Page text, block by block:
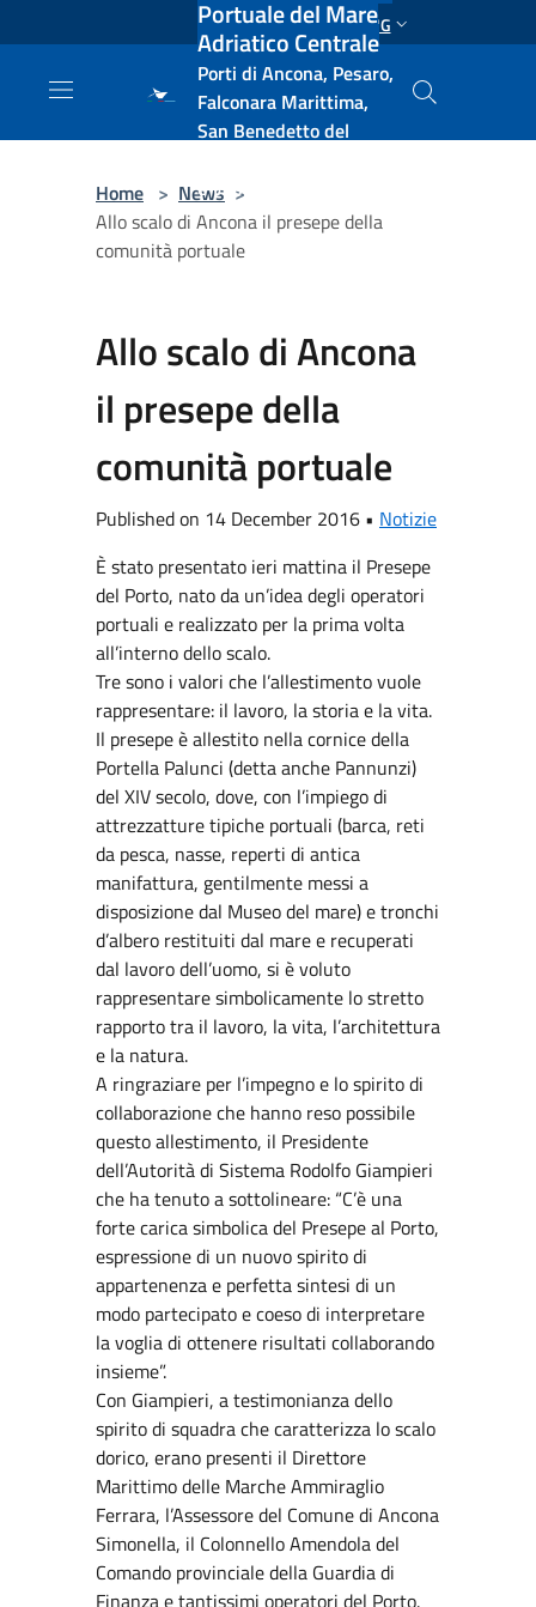
Salta al contenuto principale ENG
Portuale del Mare
Adriatico Centrale
Porti di Ancona, Pesaro,
Falconara Marittima,
San Benedetto del
e Vasto
Home > News >
Allo scalo di Ancona il presepe della
comunità portuale
Allo scalo di Ancona
il presepe della
comunità portuale
Published on 14 December 2016 • Notizie
È stato presentato ieri mattina il Presepe
del Porto, nato da un’idea degli operatori
portuali e realizzato per la prima volta
all’interno dello scalo.
Tre sono i valori che l’allestimento vuole
rappresentare: il lavoro, la storia e la vita.
Il presepe è allestito nella cornice della
Portella Palunci (detta anche Pannunzi)
del XIV secolo, dove, con l’impiego di
attrezzatture tipiche portuali (barca, reti
da pesca, nasse, reperti di antica
manifattura, gentilmente messi a
disposizione dal Museo del mare) e tronchi
d’albero restituiti dal mare e recuperati
dal lavoro dell’uomo, si è voluto
rappresentare simbolicamente lo stretto
rapporto tra il lavoro, la vita, l’architettura
e la natura.
A ringraziare per l’impegno e lo spirito di
collaborazione che hanno reso possibile
questo allestimento, il Presidente
dell’Autorità di Sistema Rodolfo Giampieri
che ha tenuto a sottolineare: “C’è una
forte carica simbolica del Presepe al Porto,
espressione di un nuovo spirito di
appartenenza e perfetta sintesi di un
modo partecipato e coeso di interpretare
la voglia di ottenere risultati collaborando
insieme”.
Con Giampieri, a testimonianza dello
spirito di squadra che caratterizza lo scalo
dorico, erano presenti il Direttore
Marittimo delle Marche Ammiraglio
Ferrara, l’Assessore del Comune di Ancona
Simonella, il Colonnello Amendola del
Comando provinciale della Guardia di
Finanza e tantissimi operatori del Porto.